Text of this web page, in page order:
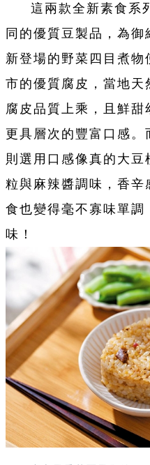
這兩款全新素食系
同的優質豆製品，為
新登場的野菜四目煮
市的優質腐皮，當地天
腐皮品質上乘，且鮮
更具層次的豐富口感
則選用口感像真的大
粒與麻辣醬調味，香
食也變得毫不寡味單
味！